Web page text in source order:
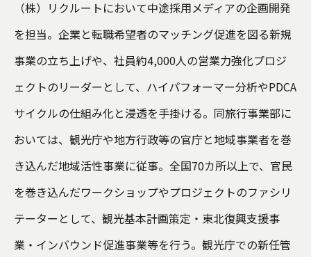
（株）リクルートにおいて中途採用メディアの企画開発
を担当。企業と転職希望者のマッチング促進を図る新規
事業の立ち上げや、社員約4,000人の営業力強化プロジ
ェクトのリーダーとして、ハイパフォーマー分析やPDCA
サイクルの仕組み化と浸透を手掛ける。同旅行事業部に
おいては、観光庁や地方行政等の官庁と地域事業者を巻
き込んだ地域活性事業に従事。全国70カ所以上で、官民
を巻き込んだワークショップやプロジェクトのファシリ
テーターとして、観光基本計画策定・東北復興支援事
業・インバウンド促進事業等を行う。観光庁での新任管
Servant Leadership Essentials™